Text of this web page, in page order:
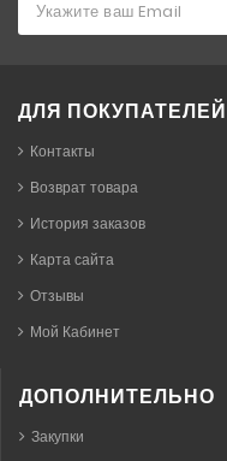
ДЛЯ ПОКУПАТЕЛЕЙ
Контакты
Возврат товара
История заказов
Карта сайта
Отзывы
Мой Кабинет
ДОПОЛНИТЕЛЬНО
Закупки